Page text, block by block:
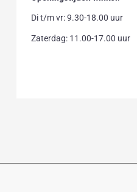
Di t/m vr: 9.30-18.00 uur
Zaterdag: 11.00-17.00 uur